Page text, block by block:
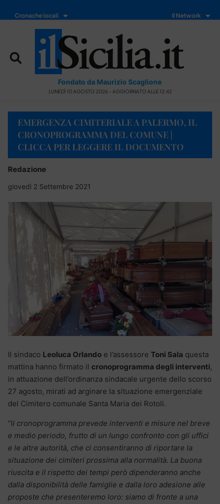
Cronache locali Il Network
Fondato da Maurizio Scaglione
LUNEDÌ 10 AGOSTO 2026 - AGGIORNATO ALLE 12:42
EMERGENZA CIMITERIALE A PALERMO, IL
CRONOPROGRAMMA DEL COMUNE |
CLICCA PER LEGGERE IL DOCUMENTO
Redazione
giovedì 2 Settembre 2021
Il sindaco Leoluca Orlando e l’assessore Toni Sala questa
mattina hanno firmato il cronoprogramma degli interventi,
in attuazione dell’ordinanza sindacale urgente dello scorso
27 agosto, mirati ad arginare la situazione emergenziale
del Cimitero comunale Santa Maria dei Rotoli.
“Il cronoprogramma prevede interventi e misure nel breve
e medio periodo, frutto di un lungo confronto con gli uffici
e le altre autorità, che ci consentiranno di riportare la
situazione dei cimiteri prossima alla normalità. La buona
riuscita e il rispetto dei tempi però dipenderanno anche
dalla disponibilità delle famiglie e dalla loro adesione alle
proposte che presenteremo loro: siamo di fronte a una